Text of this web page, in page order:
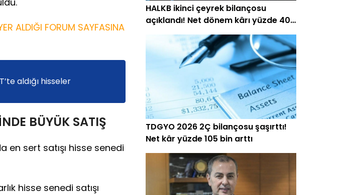
ALDIĞI FORUM SAYFASINA
aldığı hisseler
BÜYÜK SATIŞ
en sert satışı hisse senedi
hisse senedi satışı
HALKB ikinci çeyrek bilançosu
açıklandı! Net dönem kârı yüzde 40
TDGYO 2026 2Ç bilançosu şaşırttı!
Net kâr yüzde 105 bin arttı